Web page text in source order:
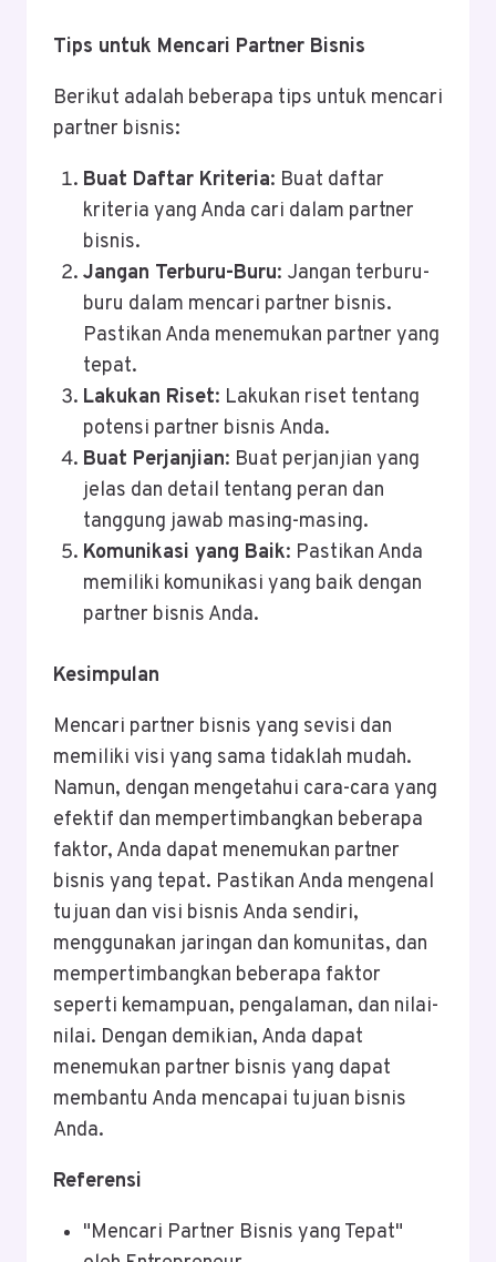
Tips untuk Mencari Partner Bisnis
Berikut adalah beberapa tips untuk mencari
partner bisnis:
Buat Daftar Kriteria: Buat daftar
kriteria yang Anda cari dalam partner
bisnis.
Jangan Terburu-Buru: Jangan terburu-
buru dalam mencari partner bisnis.
Pastikan Anda menemukan partner yang
tepat.
Lakukan Riset: Lakukan riset tentang
potensi partner bisnis Anda.
Buat Perjanjian: Buat perjanjian yang
jelas dan detail tentang peran dan
tanggung jawab masing-masing.
Komunikasi yang Baik: Pastikan Anda
memiliki komunikasi yang baik dengan
partner bisnis Anda.
Kesimpulan
Mencari partner bisnis yang sevisi dan
memiliki visi yang sama tidaklah mudah.
Namun, dengan mengetahui cara-cara yang
efektif dan mempertimbangkan beberapa
faktor, Anda dapat menemukan partner
bisnis yang tepat. Pastikan Anda mengenal
tujuan dan visi bisnis Anda sendiri,
menggunakan jaringan dan komunitas, dan
mempertimbangkan beberapa faktor
seperti kemampuan, pengalaman, dan nilai-
nilai. Dengan demikian, Anda dapat
menemukan partner bisnis yang dapat
membantu Anda mencapai tujuan bisnis
Anda.
Referensi
"Mencari Partner Bisnis yang Tepat"